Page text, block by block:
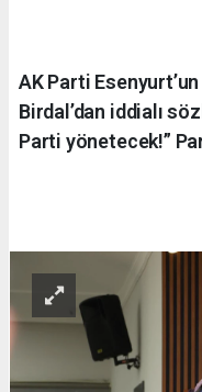
AK Parti
Birdal’dan iddialı
Parti yönetecek!”